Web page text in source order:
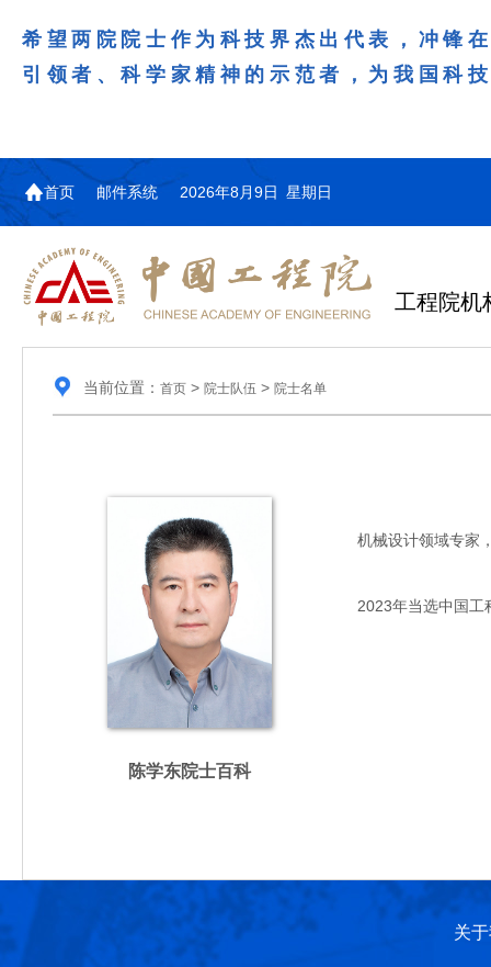
希望两院院士作为科技界杰出代表，冲锋
引领者、科学家精神的示范者，为我国科
首页 邮件系统 2026年8月9日 星期日
工程院机
当前位置： 首页> 院士队伍 > 院士名单
陈学东院士百科
机械设计领域专家，
2023年当选中国工
关